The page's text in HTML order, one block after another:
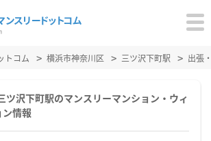
トコム 横浜市神奈川区 三ツ沢下町駅 出張
ツ沢下町駅のマンスリーマンション・ウィ
ン情報